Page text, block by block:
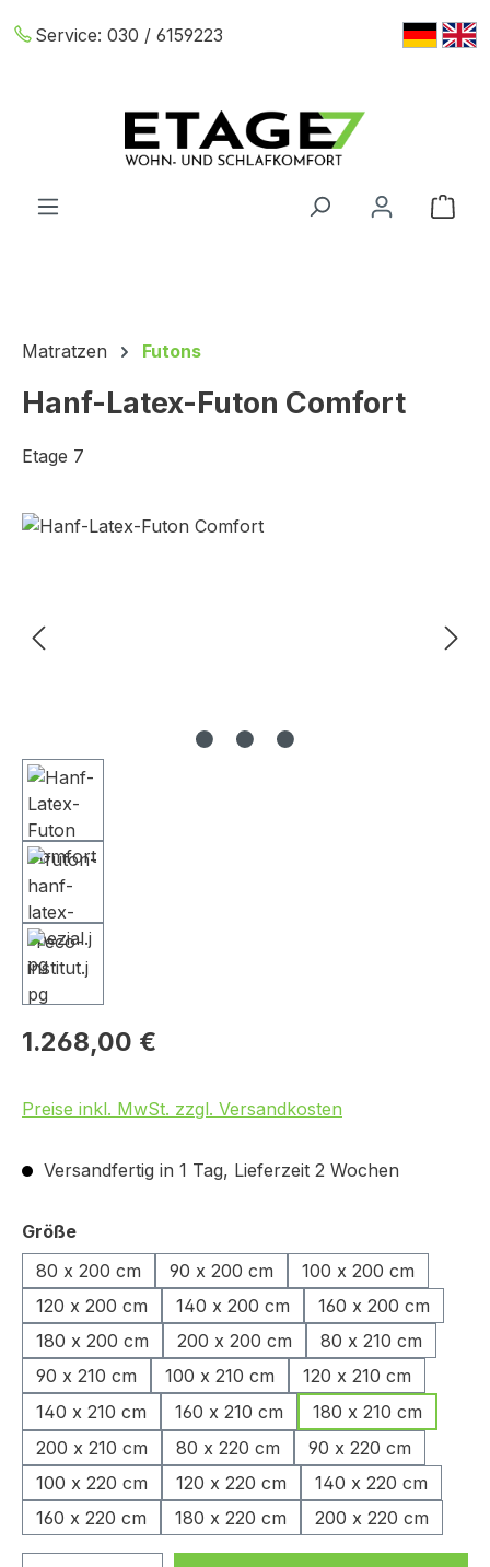
Zum Hauptinhalt springen
Service: 030 / 6159223
Matratzen Futons
Hanf-Latex-Futon Comfort
Etage 7
Bildergalerie überspringen
1.268,00 €
Preise inkl. MwSt. zzgl. Versandkosten
Versandfertig in 1 Tag, Lieferzeit 2 Wochen
Größeauswählen
80 x 200 cm
90 x 200 cm
100 x 200 cm
120 x 200 cm
140 x 200 cm
160 x 200 cm
180 x 200 cm
200 x 200 cm
80 x 210 cm
90 x 210 cm
100 x 210 cm
120 x 210 cm
140 x 210 cm
160 x 210 cm
180 x 210 cm
200 x 210 cm
80 x 220 cm
90 x 220 cm
100 x 220 cm
120 x 220 cm
140 x 220 cm
160 x 220 cm
180 x 220 cm 200 x 220 cm